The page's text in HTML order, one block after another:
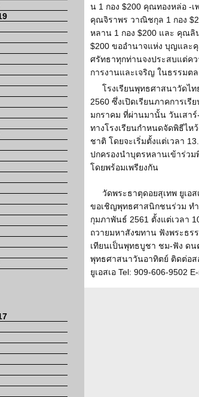
น 1 กอง $200 คุณทองหล่อ -เ
คุณจิราพร วาณิชกุล 1 กอง
หลาน 1 กอง $200 และ คุณลิ
$200 ขออำนาจแห่ง บุญและ
ศรัทธาทุกท่านจงประสบแต่ค
การงานและเจริญ ในธรรมต
โรงเรียนพุทธศาสนาวัดไ
2560 ซึ่งเปิดเรียนภาคการเรี
มกราคม ที่ผ่านมานั้น วันเสาร์
ทางโรงเรียนกำหนดจัดพิธีไห
ชาติ โดยจะเริ่มตั้งแต่เวลา
ปกครองนำบุตรหลานเข้าร่ว
โดยพร้อมเพรียงกัน
วัดพระธาตุดอยสุเทพ ยูเอ
ขอเชิญพุทธศาสนิกชนร่วม ท
กุมภาพันธ์ 2561 ตั้งแต่เวลา
ถวายมหาสังฆทาน ฟังพระธร
เทียนเป็นพุทธบูชา ชม-ฟัง ดน
พุทธศาสนาวันอาทิตย์ ติดต่อส
ยูเอสเอ Tel: 909-606-9502